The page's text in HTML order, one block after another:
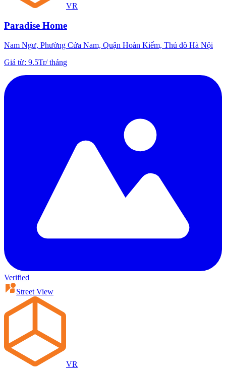
VR
Paradise Home
Nam Ngư, Phường Cửa Nam, Quận Hoàn Kiếm, Thủ đô Hà Nội
Giá từ: 9.5Tr/tháng
Verified
Street View
VR